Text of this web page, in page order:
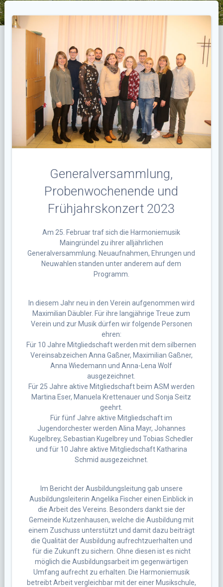
Generalversammlung,
Probenwochenende und
Frühjahrskonzert 2023
Am 25. Februar traf sich die Harmoniemusik
Maingründel zu ihrer alljährlichen
Generalversammlung. Neuaufnahmen, Ehrungen und
Neuwahlen standen unter anderem auf dem
Programm.
In diesem Jahr neu in den Verein aufgenommen wird
Maximilian Däubler. Für ihre langjährige Treue zum
Verein und zur Musik dürfen wir folgende Personen
ehren:
Für 10 Jahre Mitgliedschaft werden mit dem silbernen
Vereinsabzeichen Anna Gaßner, Maximilian Gaßner,
Anna Wiedemann und Anna-Lena Wolf
ausgezeichnet.
Für 25 Jahre aktive Mitgliedschaft beim ASM werden
Martina Eser, Manuela Krettenauer und Sonja Seitz
geehrt.
Für fünf Jahre aktive Mitgliedschaft im
Jugendorchester werden Alina Mayr, Johannes
Kugelbrey, Sebastian Kugelbrey und Tobias Schedler
und für 10 Jahre aktive Mitgliedschaft Katharina
Schmid ausgezeichnet.
Im Bericht der Ausbildungsleitung gab unsere
Ausbildungsleiterin Angelika Fischer einen Einblick in
die Arbeit des Vereins. Besonders dankt sie der
Gemeinde Kutzenhausen, welche die Ausbildung mit
einem Zuschuss unterstützt und damit dazu beiträgt
die Qualität der Ausbildung aufrechtzuerhalten und
für die Zukunft zu sichern. Ohne diesen ist es nicht
möglich die Ausbildungsarbeit im gegenwärtigen
Umfang aufrecht zu erhalten. Die Harmoniemusik
betreibt Arbeit vergleichbar mit der einer Musikschule,